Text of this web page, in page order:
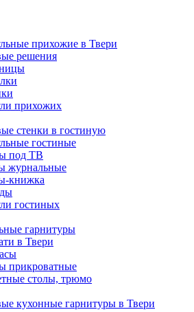
прихожие в Твери
решения
прихожих
стенки в гостиную
гостиные
под ТВ
журнальные
книжка
гостиных
гарнитуры
в Твери
прикроватные
столы, трюмо
кухонные гарнитуры в Твери